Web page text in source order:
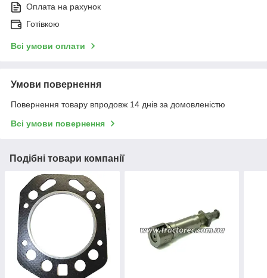
Оплата на рахунок
Готівкою
Всі умови оплати
Умови повернення
Повернення товару впродовж 14 днів за домовленістю
Всі умови повернення
Подібні товари компанії